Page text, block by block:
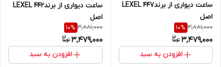
ساعت دیواری از برندLEXEL 447
اصل
3,881,000
10%
3,479,000
افزودن به سبد
ساعت دیواری از برندLEXEL 442
اصل
3,881,000
10%
3,479,000
افزودن به سبد